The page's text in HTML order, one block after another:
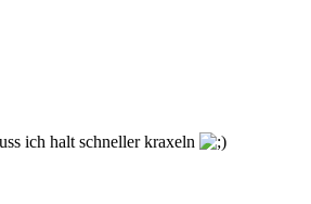
ich halt schneller kraxeln